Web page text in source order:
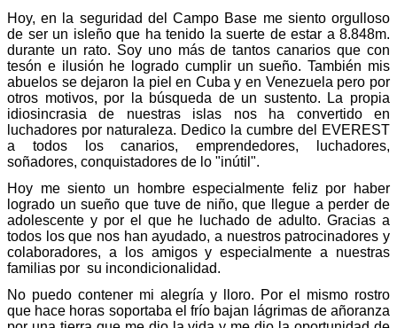
Hoy, en la seguridad del Campo Base me siento orgulloso
de ser un isleño que ha tenido la suerte de estar a 8.848m.
durante un rato. Soy uno más de tantos canarios que con
tesón e ilusión he logrado cumplir un sueño. También mis
abuelos se dejaron la piel en Cuba y en Venezuela pero por
otros motivos, por la búsqueda de un sustento. La propia
idiosincrasia de nuestras islas nos ha convertido en
luchadores por naturaleza. Dedico la cumbre del EVEREST
a todos los canarios, emprendedores, luchadores,
soñadores, conquistadores de lo "inútil".
Hoy me siento un hombre especialmente feliz por haber
logrado un sueño que tuve de niño, que llegue a perder de
adolescente y por el que he luchado de adulto. Gracias a
todos los que nos han ayudado, a nuestros patrocinadores y
colaboradores, a los amigos y especialmente a nuestras
familias por su incondicionalidad.
No puedo contener mi alegría y lloro. Por el mismo rostro
que hace horas soportaba el frío bajan lágrimas de añoranza